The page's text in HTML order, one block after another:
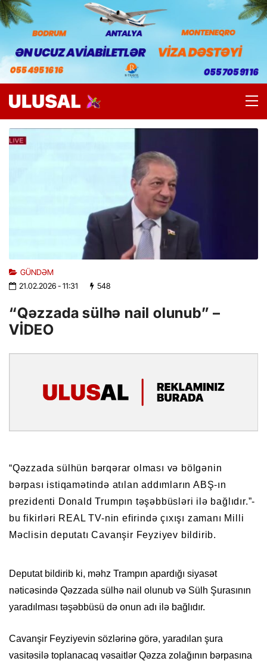
GÜNDƏM
21.02.2026- 11:31 548
“Qəzzada sülhə nail olunub” –
VİDEO
“Qəzzada sülhün bərqərar olması və bölgənin
bərpası istiqamətində atılan addımların ABŞ-ın
prezidenti Donald Trumpın təşəbbüsləri ilə bağlıdır.”-
bu fikirləri REAL TV-nin efirində çıxışı zamanı Milli
Məclisin deputatı Cavanşir Feyziyev bildirib.
Deputat bildirib ki, məhz Trampın apardığı siyasət
nəticəsində Qəzzada sülhə nail olunub və Sülh Şurasının
yaradılması təşəbbüsü də onun adı ilə bağlıdır.
Cavanşir Feyziyevin sözlərinə görə, yaradılan şura
vasitəsilə toplanacaq vəsaitlər Qəzza zolağının bərpasına